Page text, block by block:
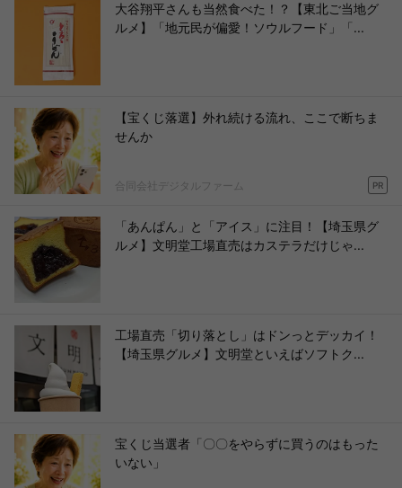
大谷翔平さんも当然食べた！？【東北ご当地グ
ルメ】「地元民が偏愛！ソウルフード」「...
【宝くじ落選】外れ続ける流れ、ここで断ちま
せんか
合同会社デジタルファーム PR
「あんぱん」と「アイス」に注目！【埼玉県グ
ルメ】文明堂工場直売はカステラだけじゃ...
工場直売「切り落とし」はドンっとデッカイ！
【埼玉県グルメ】文明堂といえばソフトク...
宝くじ当選者「〇〇をやらずに買うのはもった
いない」